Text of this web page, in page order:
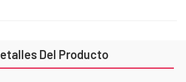
Del Producto